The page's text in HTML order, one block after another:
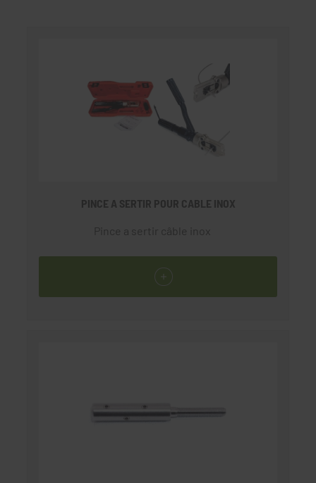
PINCE A SERTIR POUR CABLE INOX
Pince a sertir câble inox